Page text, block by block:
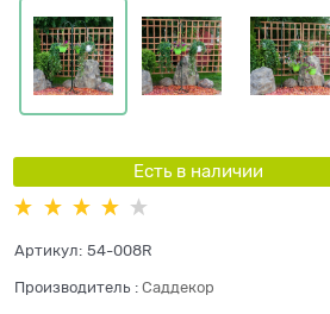
Есть в наличии
Артикул: 54-008R
Производитель : Саддекор